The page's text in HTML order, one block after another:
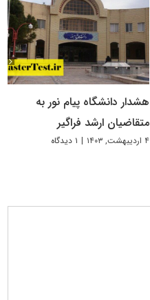
هشدار دانشگاه پیام نور به
متقاضیان ارشد فراگیر
۴ اردیبهشت, ۱۴۰۳ | ۱ دیدگاه